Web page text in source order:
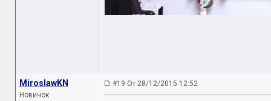
MiroslawKN
Новичок
#19 От 28/12/2015 12:52